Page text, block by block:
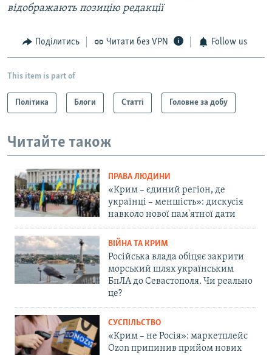
відображають позицію редакції
Поділитись Читати без VPN Follow us
This item is part of
Політика Блоги Статті Головне за добу
Читайте також
ПРАВА ЛЮДИНИ
«Крим – єдиний регіон, де
українці – меншість»: дискусія
навколо нової пам'ятної дати
ВІЙНА ТА КРИМ
Російська влада обіцяє закрити
морський шлях українським
БпЛА до Севастополя. Чи реально
це?
СУСПІЛЬСТВО
«Крим – не Росія»: маркетплейс
Ozon припинив прийом нових